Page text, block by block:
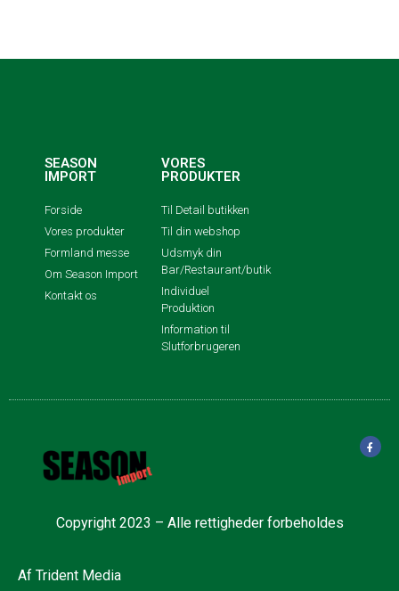
SEASON
IMPORT
Forside
Vores produkter
Formland messe
Om Season Import
Kontakt os
VORES
PRODUKTER
Til Detail butikken
Til din webshop
Udsmyk din
Bar/Restaurant/butik
Individuel
Produktion
Information til
Slutforbrugeren
Copyright 2023 – Alle rettigheder forbeholdes
Af Trident Media